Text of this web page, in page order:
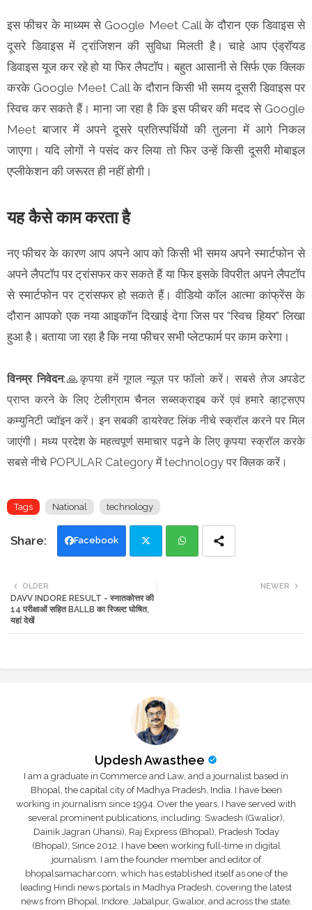
इस फीचर के माध्यम से Google Meet Call के दौरान एक डिवाइस से
दूसरे डिवाइस में ट्रांजिशन की सुविधा मिलती है। चाहे आप एंड्रॉयड
डिवाइस यूज कर रहे हो या फिर लैपटॉप। बहुत आसानी से सिर्फ एक क्लिक
करके Google Meet Call के दौरान किसी भी समय दूसरी डिवाइस पर
स्विच कर सकते हैं। माना जा रहा है कि इस फीचर की मदद से Google
Meet बाजार में अपने दूसरे प्रतिस्पर्धियों की तुलना में आगे निकल
जाएगा। यदि लोगों ने पसंद कर लिया तो फिर उन्हें किसी दूसरी मोबाइल
एप्लीकेशन की जरूरत ही नहीं होगी।
यह कैसे काम करता है
नए फीचर के कारण आप अपने आप को किसी भी समय अपने स्मार्टफोन से
अपने लैपटॉप पर ट्रांसफर कर सकते हैं या फिर इसके विपरीत अपने लैपटॉप
से स्मार्टफोन पर ट्रांसफर हो सकते हैं। वीडियो कॉल आत्मा कांफ्रेंस के
दौरान आपको एक नया आइकॉन दिखाई देगा जिस पर "स्विच हियर" लिखा
हुआ है। बताया जा रहा है कि नया फीचर सभी प्लेटफार्म पर काम करेगा।
विनम्र निवेदन:🙏कृपया हमें गूगल न्यूज़ पर फॉलो करें। सबसे तेज अपडेट
प्राप्त करने के लिए टेलीग्राम चैनल सब्सक्राइब करें एवं हमारे व्हाट्सएप
कम्युनिटी ज्वॉइन करें। इन सबकी डायरेक्ट लिंक नीचे स्क्रॉल करने पर मिल
जाएंगी। मध्य प्रदेश के महत्वपूर्ण समाचार पढ़ने के लिए कृपया स्क्रॉल करके
सबसे नीचे POPULAR Category में technology पर क्लिक करें।
Tags National technology
Facebook
tte
NEWER
OLDER
DAVV INDORE RESULT - स्नातकोत्तर की
14 परीक्षाओं सहित BALLB का रिजल्ट घोषित,
यहां देखें
Updesh Awasthee
I am a graduate in Commerce and Law, and a journalist based in
Bhopal, the capital city of Madhya Pradesh, India. I have been
working in journalism since 1994. Over the years, I have served with
several prominent publications, including: Swadesh (Gwalior),
Dainik Jagran (Jhansi), Raj Express (Bhopal), Pradesh Today
(Bhopal); Since 2012, I have been working full-time in digital
journalism. I am the founder member and editor of
bhopalsamachar.com, which has established itself as one of the
leading Hindi news portals in Madhya Pradesh, covering the latest
news from Bhopal, Indore, Jabalpur, Gwalior, and across the state.